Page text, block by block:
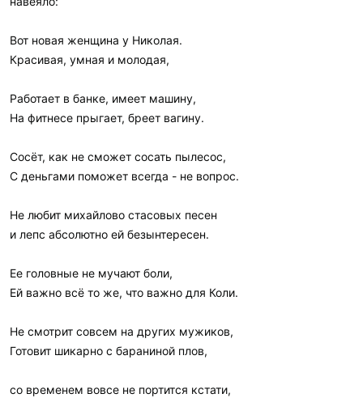
и
и
Вот новая женщина у Николая.
Красивая, умная и молодая,
Работает в банке, имеет машину,
На фитнесе прыгает, бреет вагину.
Сосёт, как не сможет сосать пылесос,
С деньгами поможет всегда - не вопрос.
Не любит михайлово стасовых песен
и лепс абсолютно ей безынтересен.
Ее головные не мучают боли,
Ей важно всё то же, что важно для Коли.
Не смотрит совсем на других мужиков,
Готовит шикарно с бараниной плов,
со временем вовсе не портится кстати,